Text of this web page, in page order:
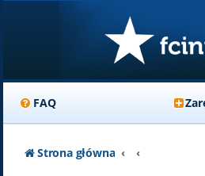
FAQ
Strona główna